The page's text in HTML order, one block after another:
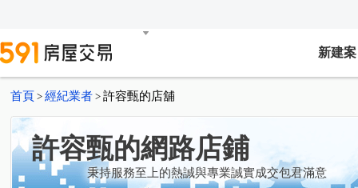
新建案
首頁 > 經紀業者 > 許容甄的店舖
許容甄的網路店鋪
秉持服務至上的熱誠與專業誠實成交包君滿意